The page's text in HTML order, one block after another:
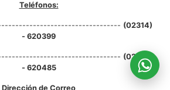
Teléfonos:
(02314)
- 620399
(02314)
- 620485
Dirección de Correo